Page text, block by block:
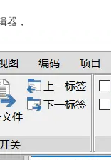
器 ，